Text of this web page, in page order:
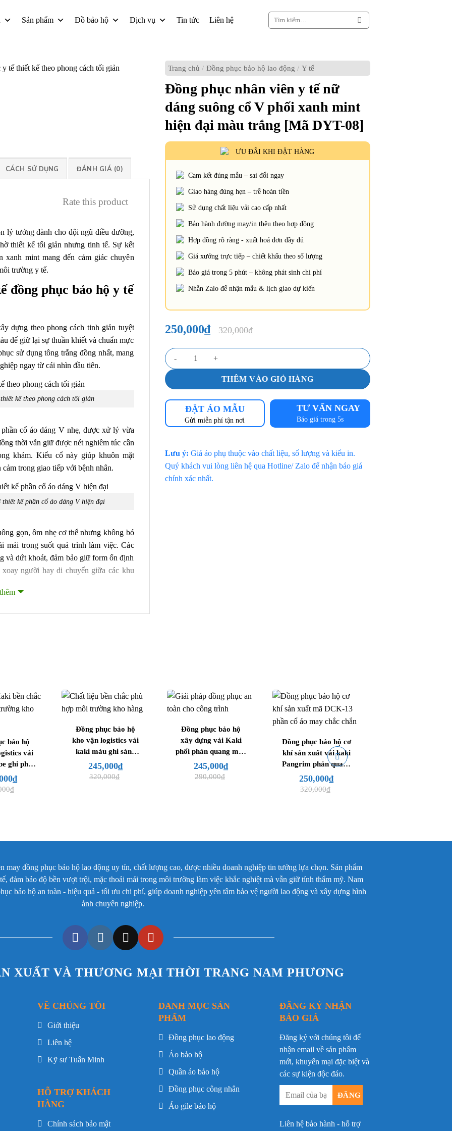
Sản phẩm Đồ bảo hộ Dịch vụ Tin tức Liên hệ
Tìm
kiếm:
Trang chủ / Đồng phục bảo hộ lao động / Y tế
Đồng phục nhân viên y tế nữ
dáng suông cổ V phối xanh mint
hiện đại màu trắng [Mã DYT-08]
ƯU ĐÃI KHI ĐẶT HÀNG
Cam kết đúng mẫu – sai đổi ngay
Giao hàng đúng hẹn – trễ hoàn tiền
Sử dụng chất liệu vải cao cấp nhất
Bảo hành đường may/in thêu theo hợp đồng
Hợp đồng rõ ràng - xuất hoá đơn đầy đủ
Giá xưởng trực tiếp – chiết khấu theo số lượng
Báo giá trong 5 phút – không phát sinh chi phí
Nhắn Zalo để nhận mẫu & lịch giao dự kiến
250,000₫ 320,000₫
Đồng phục nhân viên y tế nữ dáng suông cổ V phối xanh mint hiện đại màu trắng [Mã
THÊM VÀO GIỎ HÀNG
ĐẶT ÁO MẪU
Gửi miễn phí tận nơi
TƯ VẤN NGAY
Báo giá trong 5s
Lưu ý: Giá áo phụ thuộc vào chất liệu, số lượng và kiểu in.
Quý khách vui lòng liên hệ qua Hotline/ Zalo để nhận báo giá
chính xác nhất.
CÁCH SỬ DỤNG ĐÁNH GIÁ (0)
Rate this product
lý tưởng dành cho đội ngũ điều dưỡng,
thiết kế tối giản nhưng tinh tế. Sự kết
xanh mint mang đến cảm giác chuyên
trường y tế.
đồng phục bảo hộ y tế
dựng theo phong cách tinh giản tuyệt
để giữ lại sự thuần khiết và chuẩn mực
sử dụng tông trắng đồng nhất, mang
ngay từ cái nhìn đầu tiên.
kế theo phong cách tối giản
cổ áo dáng V nhẹ, được xử lý vừa
thời vẫn giữ được nét nghiêm túc cần
khám. Kiểu cổ này giúp khuôn mặt
trong giao tiếp với bệnh nhân.
kế phần cổ áo dáng V hiện đại
gọn, ôm nhẹ cơ thể nhưng không bó
mái trong suốt quá trình làm việc. Các
và dứt khoát, đảm bảo giữ form ổn định
người hay di chuyển giữa các khu
thân áo, hạn chế tối đa cảm giác cộm
suông đứng, giữ dáng gọn gàng và
trắng. Cạp quần ôm vừa phải, tạo cảm
liệu mềm, thoáng khí, hỗ trợ vận động
tế mã DYT-08 được hoàn thiện bằng kỹ
giữ được vẻ gọn gàng trong thời gian
mang lại cảm giác nhẹ, thoáng và dễ
giữ được sự tự tin và chuyên nghiệp
sản phẩm
kỹ lưỡng từ chất liệu đến cấu trúc vải
sự sạch sẽ, thoải mái và linh hoạt cao.
trải nghiệm mặc lâu dài nhưng vẫn giữ
y tế
pha Polyester
vừa phải
đại
bảo hộ
vải
ghi phối
08]
₫
₫
Đồng phục bảo hộ
kho vận logistics vải
kaki màu ghi sáng
phối xanh tím than
[Mã DKV-10]
245,000₫
320,000₫
Đồng phục bảo hộ
xây dựng vải Kaki
phối phản quang màu
xanh dương phối
trắng [Mã DXD-11]
245,000₫
290,000₫
Đồng phục bảo hộ cơ
khí sản xuất vải kaki
Pangrim phản quang
màu ghi xám phối
xanh [Mã DCK-13]
250,000₫
320,000₫
đồng phục bảo hộ lao động uy tín, chất lượng cao, được nhiều doanh nghiệp tin tưởng lựa chọn. Sản phẩm
đảm bảo độ bền vượt trội, mặc thoải mái trong môi trường làm việc khắc nghiệt mà vẫn giữ tính thẩm mỹ. Nam
bảo hộ an toàn - hiệu quả - tối ưu chi phí, giúp doanh nghiệp yên tâm bảo vệ người lao động và xây dựng hình
ảnh chuyên nghiệp.
XUẤT VÀ THƯƠNG MẠI THỜI TRANG NAM PHƯƠNG
VỀ CHÚNG TÔI
Giới thiệu
Liên hệ
Kỹ sư Tuấn Minh
HỖ TRỢ KHÁCH
HÀNG
Chính sách bảo mật
DANH MỤC SẢN
PHẨM
Đồng phục lao động
Áo bảo hộ
Quần áo bảo hộ
Đồng phục công nhân
Áo gile bảo hộ
ĐĂNG KÝ NHẬN
BÁO GIÁ
Đăng ký với chúng tôi để
nhận email về sản phẩm
mới, khuyến mại đặc biệt và
các sự kiện độc đáo.
Liên hệ bảo hành - hỗ trợ